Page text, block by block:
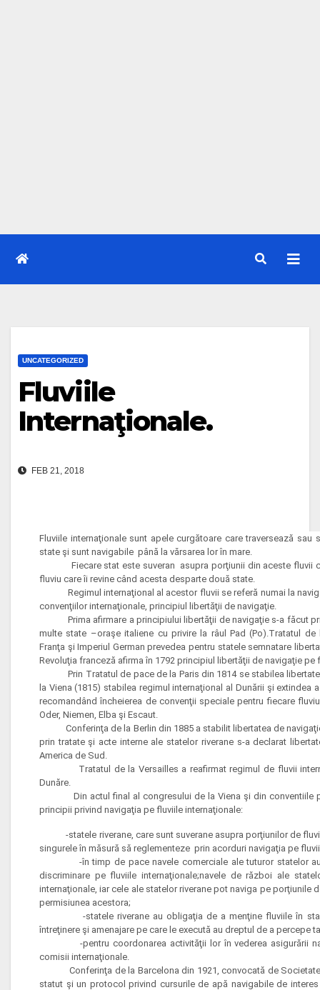
UNCATEGORIZED
Fluviile
Internaţionale.
FEB 21, 2018
Fluviile internaţionale sunt apele curgătoare care traversează
state şi sunt navigabile până la vărsarea lor în mare.
Fiecare stat este suveran asupra porţiunii din aceste fluvii
fluviu care îi revine când acesta desparte două state.
Regimul internaţional al acestor fluvii se referă numai la
convenţiilor internaţionale, principiul libertăţii de navigaţie.
Prima afirmare a principiului libertăţii de navigaţie s-a făcut
multe state –oraşe italiene cu privire la râul Pad (Po).Tratatul
Franţa şi Imperiul German prevedea pentru statele semnatare
Revoluţia franceză afirma în 1792 principiul libertăţii de navigaţie pe
Prin Tratatul de pace de la Paris din 1814 se stabilea
la Viena (1815) stabilea regimul internaţional al Dunării şi extindea
recomandând încheierea de convenţii speciale pentru fiecare
Oder, Niemen, Elba şi Escaut.
Conferinţa de la Berlin din 1885 a stabilit libertatea de
prin tratate şi acte interne ale statelor riverane s-a declarat
America de Sud.
Tratatul de la Versailles a reafirmat regimul de fluvii
Dunăre.
Din actul final al congresului de la Viena şi din conventiile
principii privind navigaţia pe fluviile internaţionale:
-statele riverane, care sunt suverane asupra porţiunilor de
singurele în măsură să reglementeze prin acorduri navigaţia pe
-în timp de pace navele comerciale ale tuturor statelor au
discriminare pe fluviile internaţionale;navele de război ale
internaţionale, iar cele ale statelor riverane pot naviga pe porţiunile
permisiunea acestora;
-statele riverane au obligaţia de a menţine fluviile în stare
întreţinere şi amenajare pe care le execută au dreptul de a percepe
-pentru coordonarea activităţii lor în vederea asigurării
comisii internaţionale.
Conferinţa de la Barcelona din 1921, convocată de
statut şi un protocol privind cursurile de apă navigabile de